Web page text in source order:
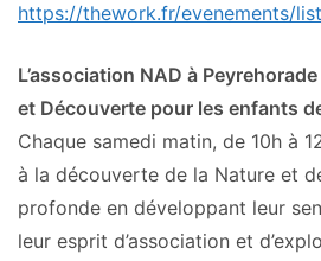
https://thework.fr/evenements/l
L’association NAD à
et Découverte pour les enfants
Chaque samedi matin, de 10h à
à la découverte de la Nature et
profonde en développant leur
leur esprit d’association et